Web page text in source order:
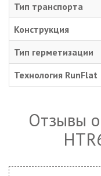
Тип транспорта
Конструкция
Тип герметизации
Технология RunFlat
Отзывы